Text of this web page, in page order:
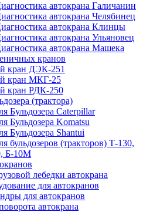
автокрана Галичанин
автокрана Челябинец
автокрана Клинцы
автокрана Ульяновец
автокрана Машека
кранов
кран ДЭК-251
кран МКГ-25
кран РДК-250
(трактора)
Бульдозера Caterpillar
Бульдозера Komatsu
Бульдозера Shantui
бульдозеров (тракторов) Т-130,
Б-10М
лебедки автокрана
для автокранов
для автокранов
автокрана